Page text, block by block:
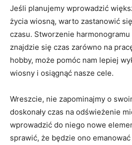
Jeśli planujemy wprowadzić
życia wiosną, warto zastanowić
czasu. Stworzenie
znajdzie się ⁢czas zarówno na
hobby, ​może pomóc nam ⁤lepiej⁣
wiosny i osiągnąć nasze‌ cele.
Wreszcie, nie zapominajmy‌ o
doskonały czas na odświeżenie
wprowadzić do⁣ niego nowe
sprawić, że będzie ono‌